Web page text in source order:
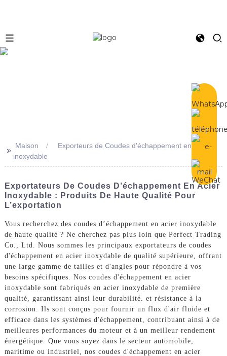
>> Maison
Exporteurs de Coudes d'échappement en acier
inoxydable
Exportateurs De Coudes D’échappement En Acier
Inoxydable : Produits De Haute Qualité Pour
L’exportation
Vous recherchez des coudes d’échappement en acier inoxydable
de haute qualité ? Ne cherchez pas plus loin que Perfect Trading
Co., Ltd. Nous sommes les principaux exportateurs de coudes
d'échappement en acier inoxydable de qualité supérieure, offrant
une large gamme de tailles et d'angles pour répondre à vos
besoins spécifiques. Nos coudes d'échappement en acier
inoxydable sont fabriqués en acier inoxydable de première
qualité, garantissant ainsi leur durabilité. et résistance à la
corrosion. Ils sont conçus pour fournir un flux d'air fluide et
efficace dans les systèmes d'échappement, contribuant ainsi à de
meilleures performances du moteur et à un meilleur rendement
énergétique. Que vous soyez dans le secteur automobile,
maritime ou industriel, nos coudes d'échappement en acier